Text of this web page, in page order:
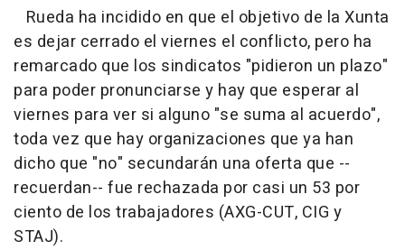
Rueda ha incidido en que el objetivo de la Xunta
es dejar cerrado el viernes el conflicto, pero ha
remarcado que los sindicatos "pidieron un plazo"
para poder pronunciarse y hay que esperar al
viernes para ver si alguno "se suma al acuerdo",
toda vez que hay organizaciones que ya han
dicho que "no" secundarán una oferta que --
recuerdan-- fue rechazada por casi un 53 por
ciento de los trabajadores (AXG-CUT, CIG y
STAJ).